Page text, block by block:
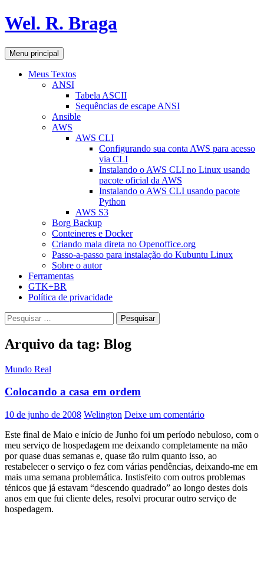
Pular
para
conteúdo
Wel. R. Braga
Pesquisar
Menu principal
Meus Textos
ANSI
Tabela ASCII
Sequências de escape ANSI
Ansible
AWS
AWS CLI
Configurando sua conta AWS para acesso
via CLI
Instalando o AWS CLI no Linux usando
pacote oficial da AWS
Instalando o AWS CLI usando pacote
Python
AWS S3
Borg Backup
Conteineres e Docker
Criando mala direta no Openoffice.org
Passo-a-passo para instalação do Kubuntu Linux
Sobre o autor
Ferramentas
GTK+BR
Política de privacidade
Pesquisar
por:
Arquivo da tag: Blog
Mundo Real
Colocando a casa em ordem
10 de junho de 2008 Welington Deixe um comentário
Este final de Maio e início de Junho foi um período nebuloso, com o
meu serviço de hospedagem me deixando completamente na mão
por quase duas semanas e, quase tão ruim quanto isso, ao
restabelecer o serviço o fez com várias pendências, deixando-me em
mais uma semana problemática. Instisfeito com outros problemas
ténicos que já estavam “descendo quadrado” ao longo destes dois
anos em que fui cliente deles, resolvi procurar outro serviço de
hospedagem.